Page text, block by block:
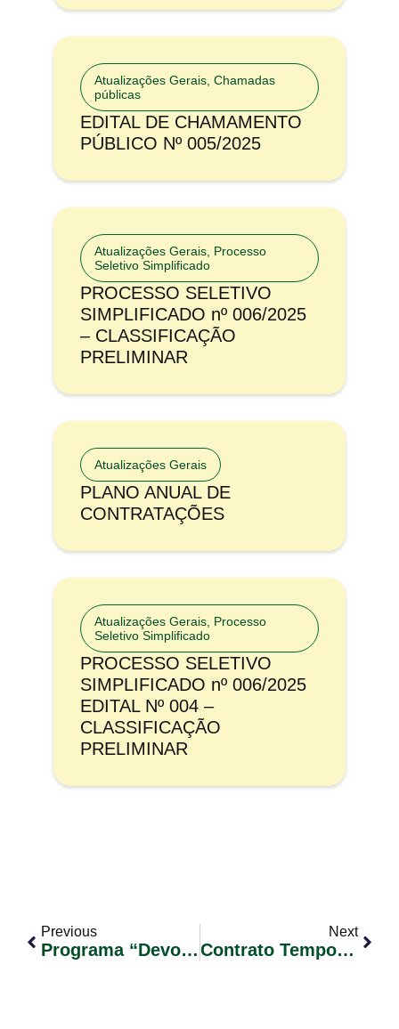
Atualizações Gerais Chamadas
públicas
EDITAL DE CHAMAMENTO
PÚBLICO Nº 005/2025
Atualizações Gerais Processo
Seletivo Simplificado
PROCESSO SELETIVO
SIMPLIFICADO nº 006/2025
– CLASSIFICAÇÃO
PRELIMINAR
Atualizações Gerais
PLANO ANUAL DE
CONTRATAÇÕES
Atualizações Gerais Processo
Seletivo Simplificado
PROCESSO SELETIVO
SIMPLIFICADO nº 006/2025
EDITAL Nº 004 –
CLASSIFICAÇÃO
PRELIMINAR
Previous
Programa “Devolve ICMS” Do Governo Estadual Devolve ICMS Para Famílias De Baixa Renda.
Next
Contrato Temporário Conforme Lei Municipal Nº 2251/2023 (Concurso Público 01/2019) – Edital De Convocação De Candidatos Nº 011/2023